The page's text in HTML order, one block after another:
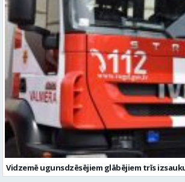
Vidzemē ugunsdzēsējiem glābējiem trīs